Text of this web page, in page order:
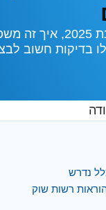
מהו פדיון רעיוני, מה
בדיקות חשוב
בשנת 2025 לפי הוראות רשות שוק